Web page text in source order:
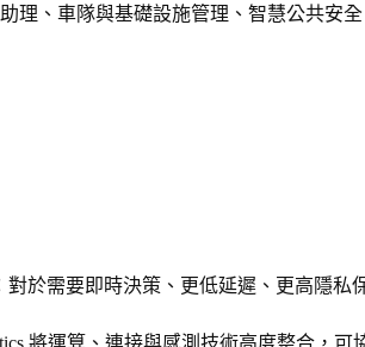
理、車隊與基礎設施管理、智慧公共安
於需要即時決策、更低延遲、更高隱私
將運算、連接與感測技術高度整合，可